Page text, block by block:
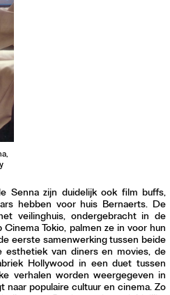
Senna zijn duidelijk ook film buffs,
hebben voor huis Bernaerts. De
veilinghuis, ondergebracht in de
Tokio, palmen ze in voor hun
eerste samenwerking tussen beide
esthetiek van diners en movies, de
Hollywood in een duet tussen
verhalen worden weergegeven in
populaire cultuur en cinema. Zo